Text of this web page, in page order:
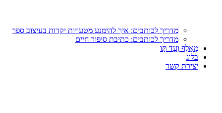
מדריך לכותבים: איך להימנע מטעויות יקרות בעיצוב ספר
מדריך לכותבים: כתיבת סיפור חיים
מֵאָלֶף וְעַד תָּו
בלוג
יצירת קשר